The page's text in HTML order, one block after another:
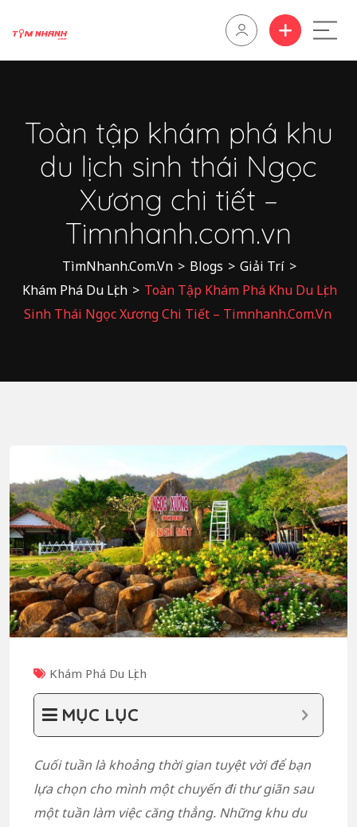
Toàn tập khám phá khu
du lịch sinh thái Ngọc
Xương chi tiết –
Timnhanh.com.vn
TìmNhanh.Com.Vn > Blogs > Giải Trí >
Khám Phá Du Lịch > Toàn Tập Khám Phá Khu Du Lịch
Sinh Thái Ngọc Xương Chi Tiết – Timnhanh.com.vn
Khám Phá Du Lịch
MỤC LỤC
Cuối tuần là khoảng thời gian tuyệt vời để bạn
lựa chọn cho mình một chuyến đi thư giãn sau
một tuần làm việc căng thẳng. Những khu du